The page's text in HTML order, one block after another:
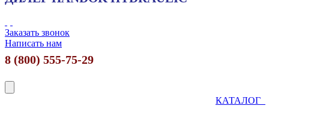
Заказать звонок
Написать нам
8 (800) 555-75-29
КАТАЛОГ